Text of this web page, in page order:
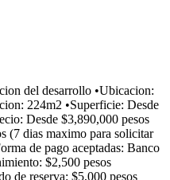
del desarrollo •Ubicacion:
224m2 •Superficie: Desde
Desde $3,890,000 pesos
(7 dias maximo para solicitar
de pago aceptadas: Banco
$2,500 pesos
de reserva: $5,000 pesos